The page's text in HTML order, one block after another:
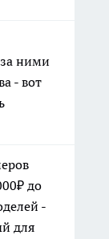
ними
- вот
до
-
для